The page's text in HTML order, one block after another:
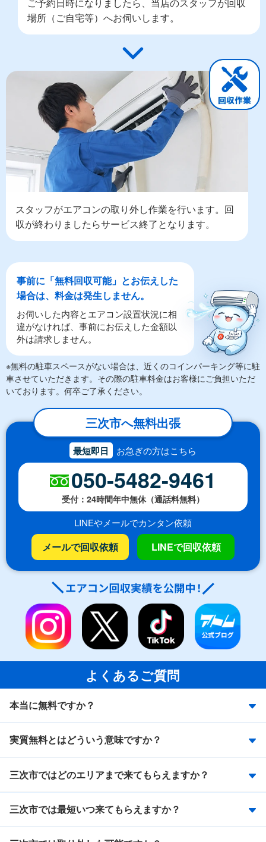
場所（ご自宅等）へお伺いします。
スタッフがエアコンの取り外し作業を行います。回
収が終わりましたらサービス終了となります。
事前に「無料回収可能」とお伝えした
場合は、料金は発生しません。
お伺いした内容とエアコン設置状況に相
違がなければ、事前にお伝えした金額以
外は請求しません。
※無料の駐車スペースがない場合は、近くのコインパーキング等に駐
車させていただきます。その際の駐車料金はお客様にご負担いただ
いております。何卒ご了承ください。
三次市へ無料出張
最短即日 お急ぎの方はこちら
050-5482-9461
受付：24時間年中無休（通話料無料）
LINEやメールでカンタン依頼
メールで回収依頼 LINEで回収依頼
よくあるご質問
本当に無料ですか？
実質無料とはどういう意味ですか？
三次市ではどのエリアまで来てもらえますか？
三次市では最短いつ来てもらえますか？